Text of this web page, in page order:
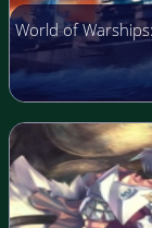
World of